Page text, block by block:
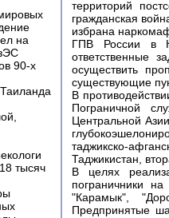
на
90-х
тысяч
территорий
гражданская
избрана
ГПВ России в
ответственные
осуществить
существующие
В
Пограничной
Центральной
таджикско-
Таджикистан,
В целях
пограничники
"Карамык",
Предпринятые